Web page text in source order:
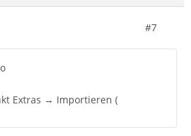
#7
Extras → Importieren (